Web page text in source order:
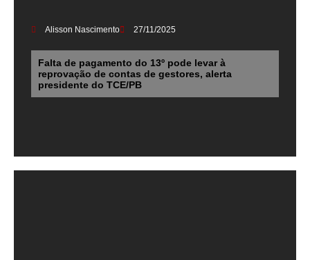
Alisson Nascimento 27/11/2025
Falta de pagamento do 13º pode levar à
reprovação de contas de gestores, alerta
presidente do TCE/PB